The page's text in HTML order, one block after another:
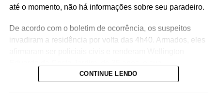
até o momento, não há informações sobre seu paradeiro.
De acordo com o boletim de ocorrência, os suspeitos
invadiram a residência por volta das 4h40. Armados, eles
CONTINUE LENDO